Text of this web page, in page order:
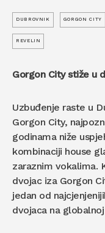
DUBROVNIK GORGON CITY
REVELIN
Gorgon City stiže u
Uzbuđenje raste u
Gorgon City,
godinama niže
kombinaciji house
zaraznim vokalima.
dvojac iza Gorgon
jedan od
dvojaca na